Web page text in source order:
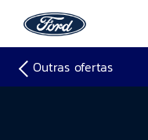
Outras ofertas